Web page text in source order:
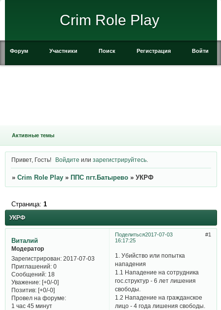
Crim Role Play
Форум Участники Поиск Регистрация Войти
Активные темы
Привет, Гость! Войдите илизарегистрируйтесь
» Crim Role Play » ППС пгт.Батырево » УКРФ
УКРФ
Страница: 1
Поделиться 1
2017-07-03
16:17:25
Виталий
Модератор
Зарегистрирован: 2017-07-03
Приглашений:0
Сообщений:18
Уважение: [+0/-0]
Позитив: [+0/-0]
Провел на форуме:
1 час 45 минут
1. Убийство или попытка
нападения​
1.1 Нападение на сотрудника
гос.структур - 6 лет лишения
свободы.
1.2 Нападение на гражданское
лицо - 4 года лишения свободы.